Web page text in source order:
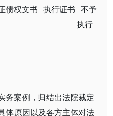
债权文书 执行证书
不予
执行
务案例，归结出法院裁定
体原因以及各方主体对法